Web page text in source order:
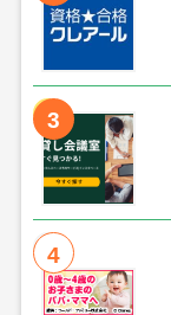
3
4